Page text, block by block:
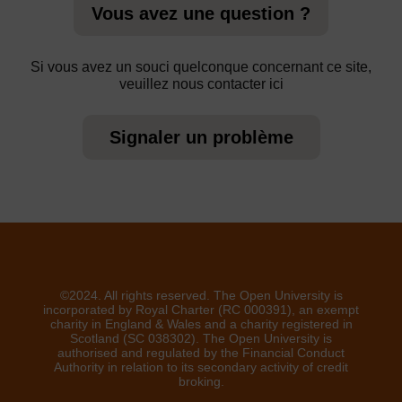
Vous avez une question ?
Si vous avez un souci quelconque concernant ce site,
veuillez nous contacter ici
Signaler un problème
©2024. All rights reserved. The Open University is
incorporated by Royal Charter (RC 000391), an exempt
charity in England & Wales and a charity registered in
Scotland (SC 038302). The Open University is
authorised and regulated by the Financial Conduct
Authority in relation to its secondary activity of credit
broking.